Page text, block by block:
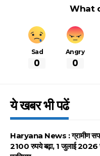
What
Sad
0
Angry
0
ये खबर भी पढें
Haryana News : ग्रामीण
2100 रुपये बढ़ा, 1 जुलाई